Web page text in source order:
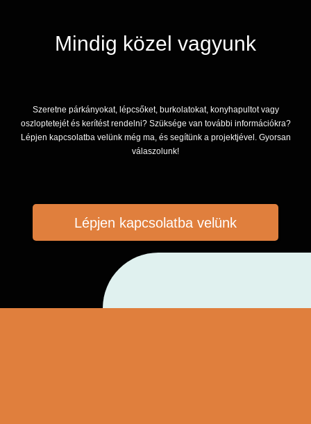
Mindig közel vagyunk
Szeretne párkányokat, lépcsőket, burkolatokat, konyhapultot vagy
oszloptetejét és kerítést rendelni? Szüksége van további információkra?
Lépjen kapcsolatba velünk még ma, és segítünk a projektjével. Gyorsan
válaszolunk!
Lépjen kapcsolatba velünk